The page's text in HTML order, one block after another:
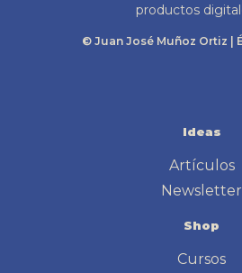
productos
© Juan José Muñoz Ortiz |
Ideas
Artículos
Newsletter
Shop
Cursos